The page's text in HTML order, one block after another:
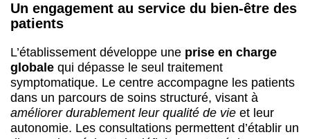
Un engagement au service du bien-être des
patients
L’établissement développe une prise en charge
globale qui dépasse le seul traitement
symptomatique. Le centre accompagne les patients
dans un parcours de soins structuré, visant à
améliorer durablement leur qualité de vie et leur
autonomie. Les consultations permettent d’établir un